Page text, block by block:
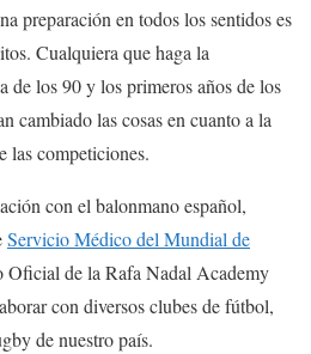
preparación en todos los sentidos es
Cualquiera que haga la
de los 90 y los primeros años de los
cambiado las cosas en cuanto a la
las competiciones.
con el balonmano español,
Servicio Médico del Mundial de
de la Rafa Nadal Academy
con diversos clubes de fútbol,
de nuestro país.